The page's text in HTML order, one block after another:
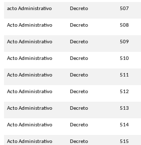
acto Administrativo Decreto 507
Acto Administrativo Decreto 508
Acto Administrativo Decreto 509
Acto Administrativo Decreto 510
Acto Administrativo Decreto 511
Acto Administrativo Decreto 512
Acto Administrativo Decreto 513
Acto Administrativo Decreto 514
Acto Administrativo Decreto 515